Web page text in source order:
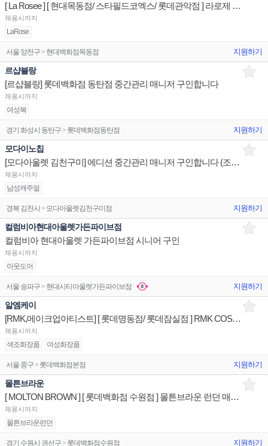
[ La Rosee ] [ 현대목동점/ 스타필드코엑스/ 롯데관악점 ] 라로제 클린뷰티 매장 유지관리 판매직원
채용시까지
LaRose
서울 양천구 > 현대백화점목동점 지원하기
르샵블랑
[르샵블랑] 롯데백화점 동탄점 중간관리 매니저 구인합니다
채용시까지
여성복
경기 화성시 동탄구 > 롯데백화점동탄점 지원하기
모다이노칩
[모다아울렛 김천구미] 에디션 중간관리 매니저 구인합니다 (조건우수)
채용시까지
남성캐주얼
경북 김천시 > 모다아울렛김천구미점 지원하기
컬럼비아현대아울렛가든파이브점
컬럼비아 현대아울렛 가든파이브점 시니어 구인
채용시까지
아웃도어
서울 송파구 > 현대시티아울렛가든파이브점 지원하기
알엠케이
[RMK,메이크업아티스트] [ 롯데명동점/ 롯데잠실점 ] RMK COSMETIC 매장/유지/관리 판매전문직원
채용시까지
색조화장품 여성화장품
서울 중구 > 롯데백화점본점 지원하기
몰튼브라운
[ MOLTON BROWN ] [ 롯데백화점 수원점 ] 몰튼브라운 런던 매장/유지/관리 판매전문직원
채용시까지
몰튼브라운런던
경기 수원시 권선구 > 롯데백화점수원점 지원하기